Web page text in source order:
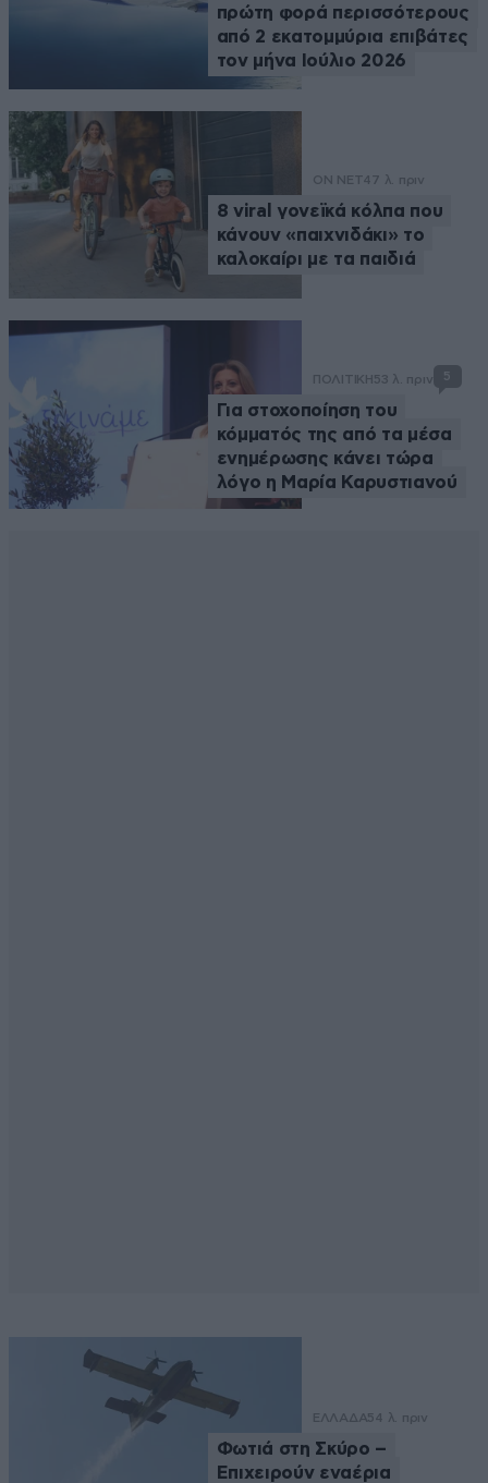
πρώτη φορά περισσότερους
από 2 εκατομμύρια επιβάτες
τον μήνα Ιούλιο 2026
ON NET47 λ. πριν
8 viral γονεϊκά κόλπα που
κάνουν «παιχνιδάκι» το
καλοκαίρι με τα παιδιά
ΠΟΛΙΤΙΚΗ53 λ. πριν 5
Για στοχοποίηση του
κόμματός της από τα μέσα
ενημέρωσης κάνει τώρα
λόγο η Μαρία Καρυστιανού
ΕΛΛΑΔΑ54 λ. πριν
Φωτιά στη Σκύρο –
Επιχειρούν εναέρια